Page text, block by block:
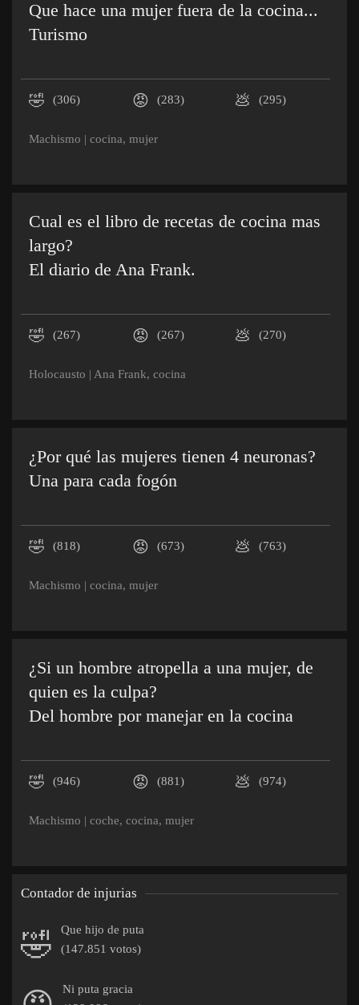
Que hace una mujer fuera de la cocina...
Turismo
🤣 (306) 😡 (283) 💩 (295)
Machismo | cocina, mujer
Cual es el libro de recetas de cocina mas
largo?
El diario de Ana Frank.
🤣 (267) 😡 (267) 💩 (270)
Holocausto | Ana Frank, cocina
¿Por qué las mujeres tienen 4 neuronas?
Una para cada fogón
🤣 (818) 😡 (673) 💩 (763)
Machismo | cocina, mujer
¿Si un hombre atropella a una mujer, de
quien es la culpa?
Del hombre por manejar en la cocina
🤣 (946) 😡 (881) 💩 (974)
Machismo | coche, cocina, mujer
Contador de injurias
🤣
Que hijo de puta
(147.851 votos)
Ni puta gracia